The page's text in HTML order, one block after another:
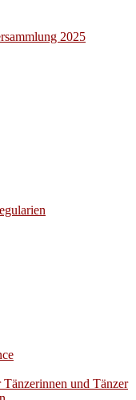
2025
und Tänzer